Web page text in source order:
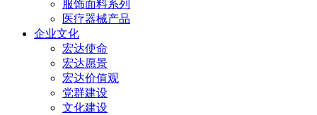
服饰面料系列
医疗器械产品
企业文化
宏达使命
宏达愿景
宏达价值观
党群建设
文化建设